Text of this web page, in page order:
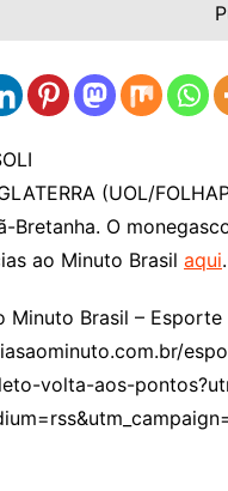
(UOL/
Bretanha. O
ao Minuto Brasil aqui.
Minuto Brasil – Esporte
volta-aos-